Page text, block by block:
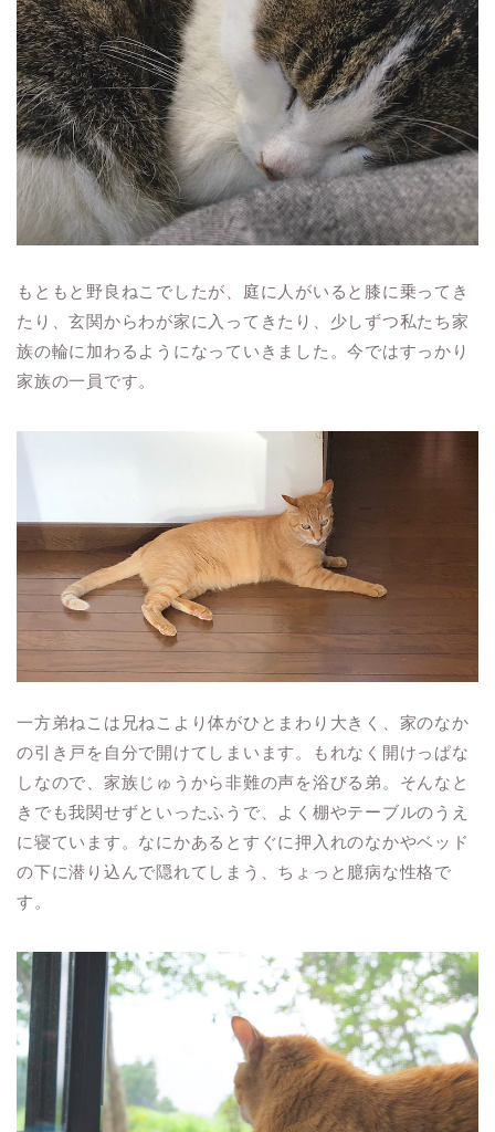
もともと野良ねこでしたが、庭に人がいると膝に乗ってき
たり、玄関からわが家に入ってきたり、少しずつ私たち家
族の輪に加わるようになっていきました。今ではすっかり
家族の一員です。
一方弟ねこは兄ねこより体がひとまわり大きく、家のなか
の引き戸を自分で開けてしまいます。もれなく開けっぱな
しなので、家族じゅうから非難の声を浴びる弟。そんなと
きでも我関せずといったふうで、よく棚やテーブルのうえ
に寝ています。なにかあるとすぐに押入れのなかやベッド
の下に潜り込んで隠れてしまう、ちょっと臆病な性格で
す。